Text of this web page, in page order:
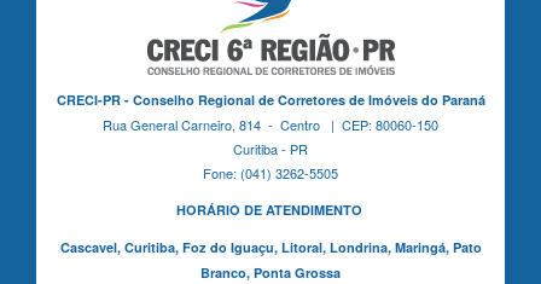
CRECI-PR - Conselho Regional de Corretores de Imóveis do Paraná
Rua General Carneiro, 814 - Centro | CEP: 80060-150
Curitiba - PR
Fone: (041) 3262-5505
HORÁRIO DE ATENDIMENTO
Cascavel, Curitiba,Foz do Iguaçu, Litoral, Londrina, Maringá, Pato
Branco, Ponta Grossa